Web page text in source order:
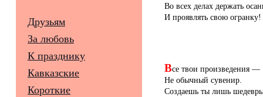
Во всех делах держать
И проявлять свою огранку!
Все твои произведения —
Не обычный сувенир.
Создаешь ты лишь
Друзьям
За любовь
К празднику
Кавказские
Короткие